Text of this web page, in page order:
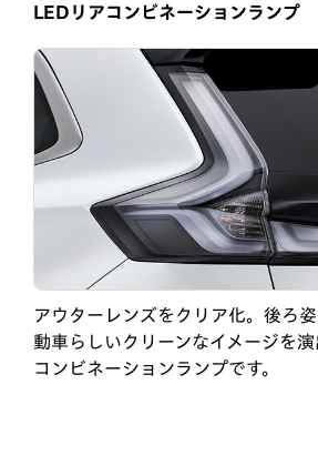
LEDリアコンビネーションランプ
アウターレンズをクリア化。後ろ
動車らしいクリーンなイメージを
コンビネーションランプです。